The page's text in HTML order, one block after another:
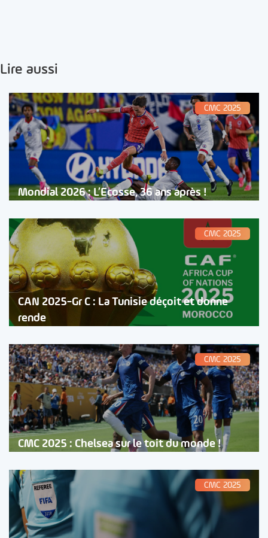
Lire aussi
CMC 2025
Mondial 2026 : L’Ecosse, 36 ans après !
CMC 2025
CAN 2025-Gr C : La Tunisie déçoit et donne
rende
CMC 2025
CMC 2025 : Chelsea sur le toit du monde !
CMC 2025